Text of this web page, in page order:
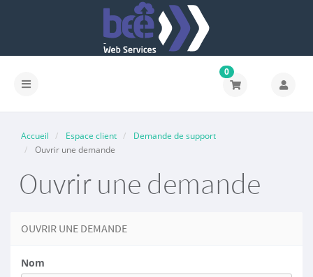
0
Accueil Espace client
Demande de support
Ouvrir une demande
Ouvrir une demande
OUVRIR UNE DEMANDE
Nom